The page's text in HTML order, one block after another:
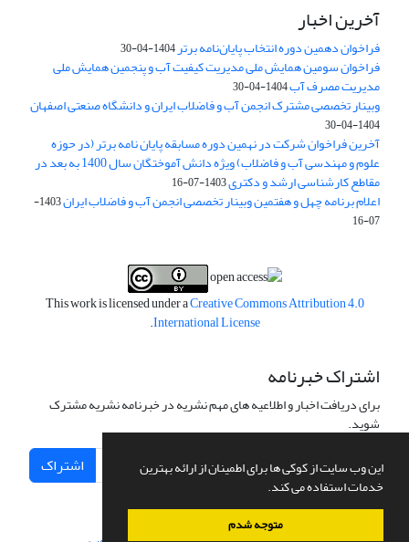
این وب سایت از کوکی ها برای اطمینان از ارائه بهترین
خدمات استفاده می کند.
متوجه شدم
آخرین اخبار
فراخوان دهمین دوره انتخاب پایان‌نامه برتر1404-04-30
فراخوان سومین همایش ملی مدیریت کیفیت آب و پنجمین همایش ملی
مدیریت مصرف آب1404-04-30
وبینار تخصصی مشترک انجمن آب و فاضلاب ایران و دانشگاه صنعتی اصفهان
1404-04-30
آخرین فراخوان شرکت در نهمین دوره مسابقه پایان نامه برتر (در حوزه
علوم و مهندسی آب و فاضلاب) ویژه دانش آموختگان سال 1400 به بعد در
مقاطع کارشناسی ارشد و دکتری1403-07-16
اعلام برنامه چهل و هفتمین وبینار تخصصی انجمن آب و فاضلاب ایران
1403-
07-16
This work is licensed under aCreative Commons Attribution 4.0
International License
.
اشتراک خبرنامه
برای دریافت اخبار و اطلاعیه های مهم نشریه در خبرنامه نشریه مشترک
شوید.
اشتراک